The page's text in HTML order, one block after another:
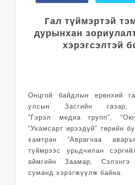
Гал түймэртэй
дурынхан
хэрэгсэлтэй
Онцгой байдлын ерөнхий
улсын Засгийн газар,
“Гэрэл медиа групп”,
“Ухамсарт ирээдүй” төрийн
хамтран “Аврагчаа
түймрээс урьдчилан
аймгийн Заамар,
суманд хэрэгжүүлж байна.